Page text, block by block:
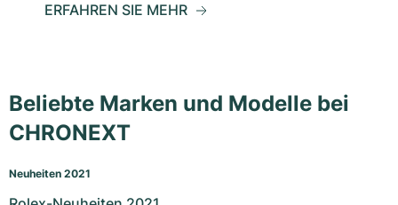
ERFAHREN SIE MEHR
Beliebte Marken und Modelle bei
CHRONEXT
Neuheiten 2021